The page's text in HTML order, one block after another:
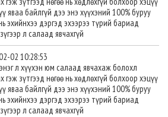
яваа байлгүй дээ энэ хүүхэний 100% буруу
эхийнхээ дэргэд эхээрээ түрий бариад
л салаад явчахгүй
02 10:28:53
л хүүхэн юм салаад явчахаж болохл
зүтгээд нөгөө нь хөдлөхгүй болхоор хэцүү
яваа байлгүй дээ энэ хүүхэний 100% буруу
эхийнхээ дэргэд эхээрээ түрий бариад
л салаад явчахгүй